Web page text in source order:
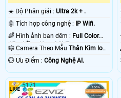
☀️ Độ Phân giải : Ultra 2k + .
🤖️ Tích hợp công nghệ :
IP Wifi.
🌈 Hình ảnh ban đêm : Full Color
15m Hồng Ngoại SMD.
🎼️ Camera Theo Mẫu Thân Kim loại
+ Nhựa.
️💮 Ưu Điểm : Công Nghệ AI.
5171